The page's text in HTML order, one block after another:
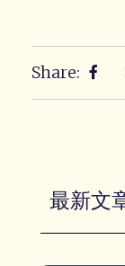
Share:
最新文